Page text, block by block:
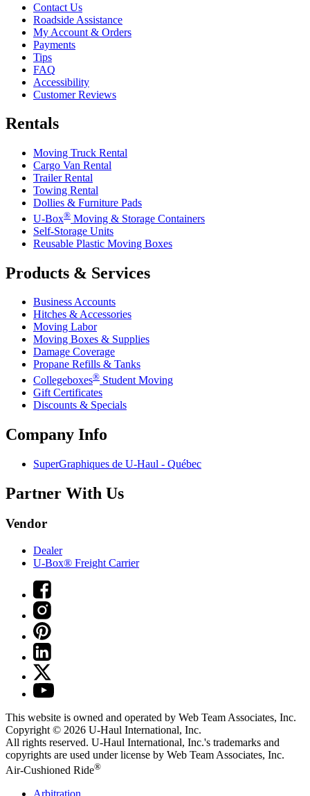
Contact Us
Roadside Assistance
My Account & Orders
Payments
Tips
FAQ
Accessibility
Customer Reviews
Rentals
Moving Truck Rental
Cargo Van Rental
Trailer Rental
Towing Rental
Dollies & Furniture Pads
U-Box® Moving & Storage Containers
Self-Storage Units
Reusable Plastic Moving Boxes
Products & Services
Business Accounts
Hitches & Accessories
Moving Labor
Moving Boxes & Supplies
Damage Coverage
Propane Refills & Tanks
Collegeboxes® Student Moving
Gift Certificates
Discounts & Specials
Company Info
SuperGraphiques de U-Haul - Québec
Partner With Us
Vendor
Dealer
U-Box® Freight Carrier
This website is owned and operated by Web Team Associates, Inc.
Copyright © 2026 U-Haul International, Inc.
All rights reserved. U-Haul International, Inc.'s trademarks and
copyrights are used under license by Web Team Associates, Inc.
Air-Cushioned Ride®